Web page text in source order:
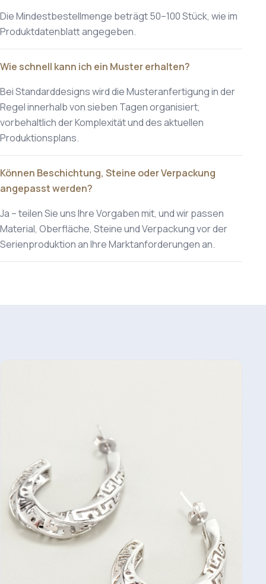
Die Mindestbestellmenge beträgt 50–100 Stück, wie im
Produktdatenblatt angegeben.
Wie schnell kann ich ein Muster erhalten?
Bei Standarddesigns wird die Musteranfertigung in der
Regel innerhalb von sieben Tagen organisiert,
vorbehaltlich der Komplexität und des aktuellen
Produktionsplans.
Können Beschichtung, Steine oder Verpackung
angepasst werden?
Ja – teilen Sie uns Ihre Vorgaben mit, und wir passen
Material, Oberfläche, Steine und Verpackung vor der
Serienproduktion an Ihre Marktanforderungen an.